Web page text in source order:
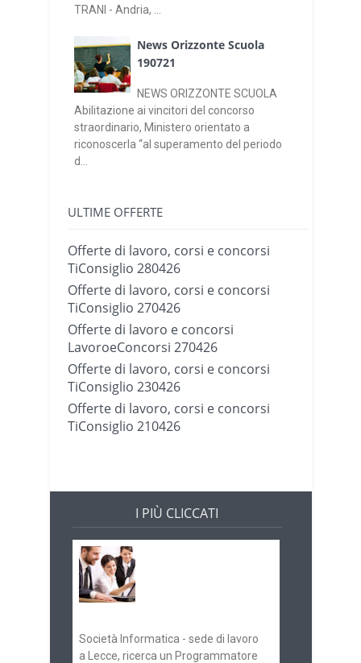
TRANI - Andria, ...
News Orizzonte Scuola
190721
NEWS ORIZZONTE SCUOLA
Abilitazione ai vincitori del concorso
straordinario, Ministero orientato a
riconoscerla “al superamento del periodo
d...
ULTIME OFFERTE
Offerte di lavoro, corsi e concorsi
TiConsiglio 280426
Offerte di lavoro, corsi e concorsi
TiConsiglio 270426
Offerte di lavoro e concorsi
LavoroeConcorsi 270426
Offerte di lavoro, corsi e concorsi
TiConsiglio 230426
Offerte di lavoro, corsi e concorsi
TiConsiglio 210426
I PIÙ CLICCATI
Società Informatica - sede di lavoro
a Lecce, ricerca un Programmatore